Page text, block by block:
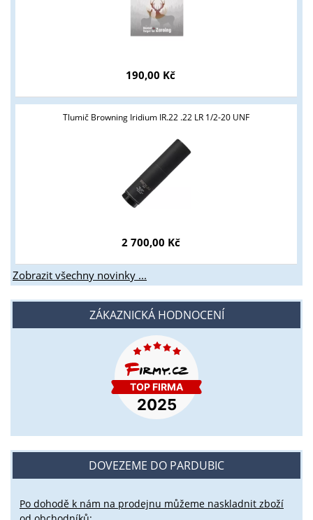
190,00 Kč
Tlumič Browning Iridium IR.22 .22 LR 1/2-20 UNF
2 700,00 Kč
Zobrazit všechny novinky ...
ZÁKAZNICKÁ HODNOCENÍ
DOVEZEME DO PARDUBIC
Po dohodě k nám na prodejnu můžeme naskladnit zboží
Tyto stránky jsou určeny pouze odborné veřejnosti od 18 let a